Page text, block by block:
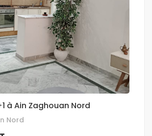
à Ain Zaghouan Nord
Nord